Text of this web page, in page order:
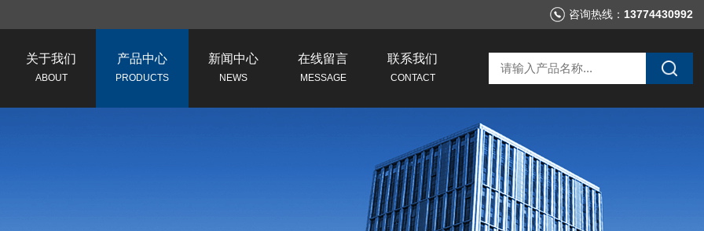
咨询热线： 13774430992
关于我们
ABOUT
产品中心
PRODUCTS
新闻中心
NEWS
在线留言
MESSAGE
联系我们
CONTACT